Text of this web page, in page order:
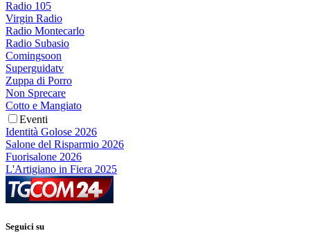
Radio 105
Virgin Radio
Radio Montecarlo
Radio Subasio
Comingsoon
Superguidatv
Zuppa di Porro
Non Sprecare
Cotto e Mangiato
Eventi
Identità Golose 2026
Salone del Risparmio 2026
Fuorisalone 2026
L'Artigiano in Fiera 2025
Seguici su